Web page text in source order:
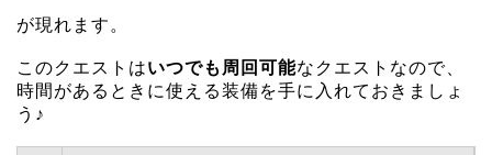
が現れます。
このクエストはいつでも周回可能なクエストなので、
時間があるときに使える装備を手に入れておきましょ
う♪